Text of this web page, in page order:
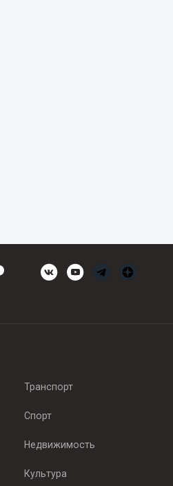
Транспорт
Спорт
Недвижимость
Культура